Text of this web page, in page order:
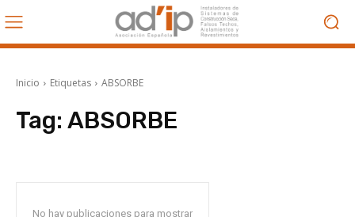
Inicio Etiquetas ABSORBE
Tag: ABSORBE
No hay publicaciones para mostrar